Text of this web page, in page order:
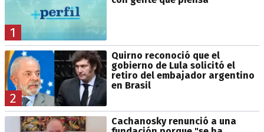
1
2
Quirno reconoció que el
gobierno de Lula solicitó el
retiro del embajador argentino
en Brasil
Cachanosky renunció a una